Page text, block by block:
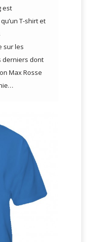
est
T-shirt et
sur les
derniers dont
Max Rosse